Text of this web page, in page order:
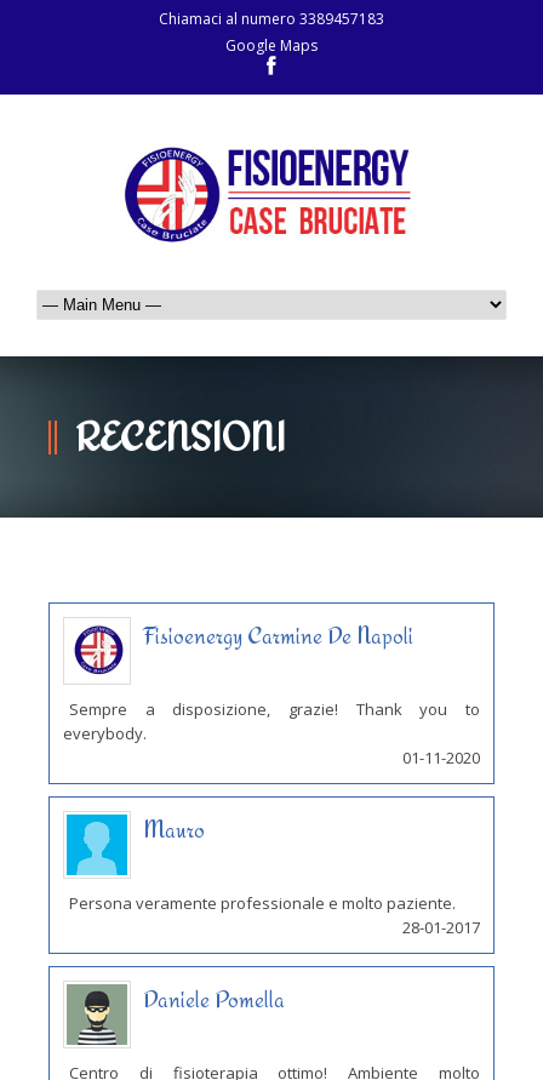
Chiamaci al numero 3389457183
Google Maps
RECENSIONI
Fisioenergy Carmine De Napoli
Sempre a disposizione, grazie! Thank you to
everybody.
01-11-2020
Mauro
Persona veramente professionale e molto paziente.
28-01-2017
Daniele Pomella
Centro di fisioterapia ottimo! Ambiente molto